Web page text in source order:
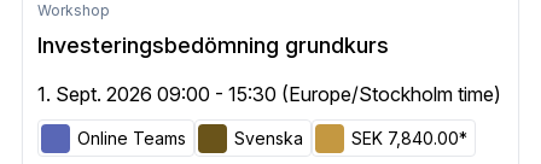
Workshop
Investeringsbedömning grundkurs
1. Sept. 2026 09:00 - 15:30 (Europe/Stockholm time)
Online Teams Svenska SEK 7,840.00*